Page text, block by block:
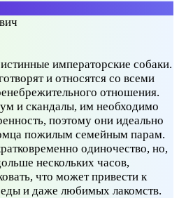
императорские собаки.
и относятся со всеми
отношения.
и скандалы, им необходимо
поэтому они идеально
пожилым семейным парам.
одиночество, но,
нескольких часов,
что может привести к
и даже любимых лакомств.